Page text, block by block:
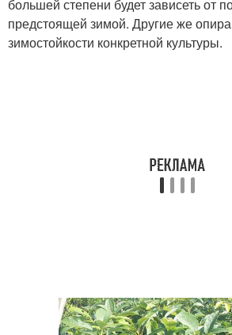
большей степени будет зависеть от
предстоящей зимой. Другие же
зимостойкости конкретной культуры.